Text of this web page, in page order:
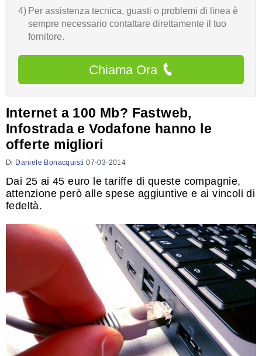
4) Per assistenza tecnica, guasti o problemi di linea è
sempre necessario contattare direttamente il tuo
fornitore.
Chiama Ora
Internet a 100 Mb? Fastweb,
Infostrada e Vodafone hanno le
offerte migliori
Di Daniele Bonacquisti 07-03-2014
Dai 25 ai 45 euro le tariffe di queste compagnie,
attenzione però alle spese aggiuntive e ai vincoli di
fedeltà.